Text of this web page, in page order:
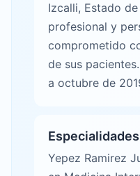
Izcalli, Estado
profesional y
comprometido
de sus
a octubre de
Yepez Ramirez